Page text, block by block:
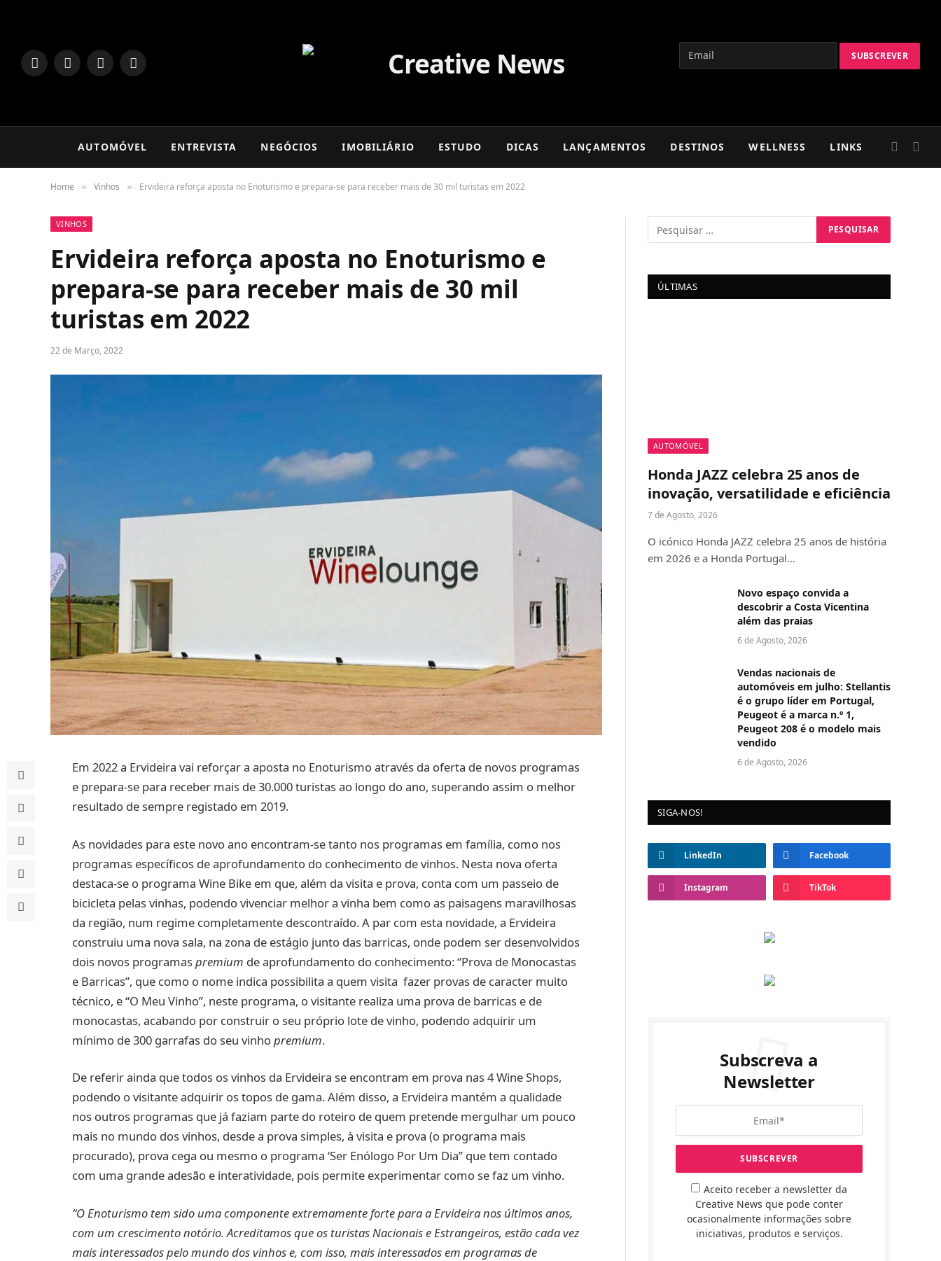
LinkedInFacebookInstagram
TikTok
AUTOMÓVEL ENTREVISTA NEGÓCIOS IMOBILIÁRIO ESTUDO DICAS LANÇAMENTOS DESTINOS WELLNESS LINKS
Home » Vinhos » Ervideira reforça aposta no Enoturismo e prepara-se para receber mais de 30 mil turistas em 2022
VINHOS
Ervideira reforça aposta no Enoturismo e
prepara-se para receber mais de 30 mil
turistas em 2022
22 de Março, 2022
Em 2022 a Ervideira vai reforçar a aposta no Enoturismo através da oferta de novos programas
e prepara-se para receber mais de 30.000 turistas ao longo do ano, superando assim o melhor
resultado de sempre registado em 2019.
As novidades para este novo ano encontram-se tanto nos programas em família, como nos
programas específicos de aprofundamento do conhecimento de vinhos. Nesta nova oferta
destaca-se o programa Wine Bike em que, além da visita e prova, conta com um passeio de
bicicleta pelas vinhas, podendo vivenciar melhor a vinha bem como as paisagens maravilhosas
da região, num regime completamente descontraído. A par com esta novidade, a Ervideira
construiu uma nova sala, na zona de estágio junto das barricas, onde podem ser desenvolvidos
dois novos programaspremium de aprofundamento do conhecimento: “Prova de Monocastas
e Barricas”, que como o nome indica possibilita a quem visita fazer provas de caracter muito
técnico, e “O Meu Vinho”, neste programa, o visitante realiza uma prova de barricas e de
monocastas, acabando por construir o seu próprio lote de vinho, podendo adquirir um
mínimo de 300 garrafas do seu vinhopremium.
De referir ainda que todos os vinhos da Ervideira se encontram em prova nas 4 Wine Shops,
podendo o visitante adquirir os topos de gama. Além disso, a Ervideira mantém a qualidade
nos outros programas que já faziam parte do roteiro de quem pretende mergulhar um pouco
mais no mundo dos vinhos, desde a prova simples, à visita e prova (o programa mais
procurado), prova cega ou mesmo o programa ‘Ser Enólogo Por Um Dia” que tem contado
com uma grande adesão e interatividade, pois permite experimentar como se faz um vinho.
“O Enoturismo tem sido uma componente extremamente forte para a Ervideira nos últimos anos,
com um crescimento notório. Acreditamos que os turistas Nacionais e Estrangeiros, estão cada vez
mais interessados pelo mundo dos vinhos e, com isso, mais interessados em programas de
ÚLTIMAS
AUTOMÓVEL
Honda JAZZ celebra 25 anos de
inovação, versatilidade e eficiência
7 de Agosto, 2026
O icónico Honda JAZZ celebra 25 anos de história
em 2026 e a Honda Portugal…
Novo espaço convida a
descobrir a Costa Vicentina
além das praias
6 de Agosto, 2026
Vendas nacionais de
automóveis em julho: Stellantis
é o grupo líder em Portugal,
Peugeot é a marca n.º 1,
Peugeot 208 é o modelo mais
vendido
6 de Agosto, 2026
SIGA-NOS!
LinkedIn Facebook
Instagram TikTok
Subscreva a
Newsletter
Aceito receber a newsletter da
Creative News que pode conter
ocasionalmente informações sobre
iniciativas, produtos e serviços.